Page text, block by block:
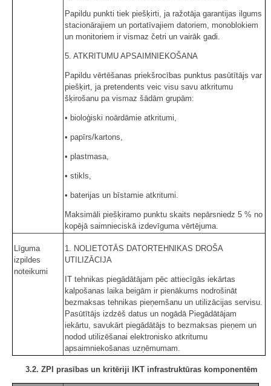
Papildu punkti tiek piešķirti, ja ražotāja garantijas ilgums
stacionārajiem un portatīvajiem datoriem, monoblokiem
un monitoriem ir vismaz četri un vairāk gadi.
5. ATKRITUMU APSAIMNIEKOŠANA
Papildu vērtēšanas priekšrocības punktus pasūtītājs var
piešķirt, ja pretendents veic visu savu atkritumu
šķirošanu pa vismaz šādām grupām:
• bioloģiski noārdāmie atkritumi,
• papīrs/kartons,
• plastmasa,
• stikls,
• baterijas un bīstamie atkritumi.
Maksimāli piešķiramo punktu skaits nepārsniedz 5 % no
kopējā saimnieciskā izdevīguma vērtējuma.
Līguma
izpildes
noteikumi
1. NOLIETOTĀS DATORTEHNIKAS DROŠA
UTILIZĀCIJA
IT tehnikas piegādātājam pēc attiecīgās iekārtas
kalpošanas laika beigām ir pienākums nodrošināt
bezmaksas tehnikas pieņemšanu un utilizācijas servisu.
Pasūtītājs izdzēš datus un nogādā Piegādātājam
iekārtu, savukārt piegādātājs to bezmaksas pieņem un
nodod utilizēšanai elektronisko atkritumu
apsaimniekošanas uzņēmumam.
3.2. ZPI prasības un kritēriji IKT infrastruktūras komponentēm